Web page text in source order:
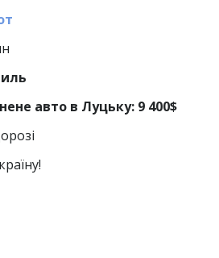
авто в Луцьку: 9 400$